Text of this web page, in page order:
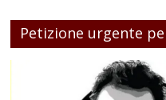
Petizione urgente